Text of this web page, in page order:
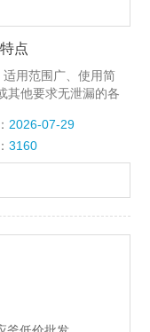
点
用范围广、使用简
其他要求无泄漏的各
反应条件下进行搅
2026-07-29
3160